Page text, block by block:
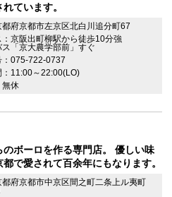
ています。
府京都市左京区北白川追分町67
：京阪出町柳駅から徒歩10分強
「京大農学部前」すぐ
：075-722-0737
：11:00～22:00(LO)
無休
のボーロを作る専門店。 優しい味
で愛されて百余年にもなります。
府京都市中京区間之町二条上ル夷町